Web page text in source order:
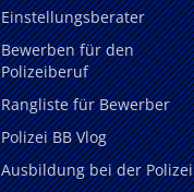
Einstellungsberater
Bewerben für den
Polizeiberuf
Rangliste für Bewerber
Polizei BB Vlog
Ausbildung bei der Polizei